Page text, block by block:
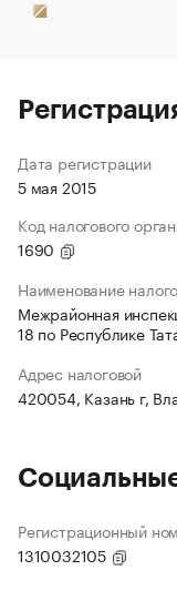
Дата регистрации
5 мая 2015
Код налогового
1690
Наименование
Межрайонная
18 по Республике
Адрес налоговой
420054, Казань г,
Регистрационный
1310032105